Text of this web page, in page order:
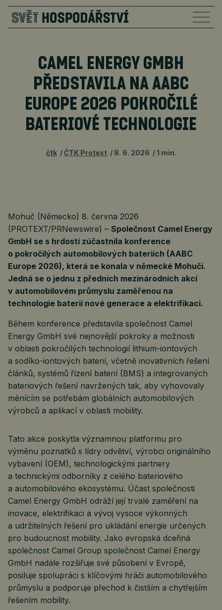
CAMEL ENERGY GMBH
PŘEDSTAVILA NA AABC
EUROPE 2026 POKROČILÉ
BATERIOVÉ TECHNOLOGIE
čtk ČTK Protext 8. 6. 2026 1 min.
Mohuč (Německo) 8. června 2026
(PROTEXT/PRNewswire) – Společnost Camel Energy
GmbH se s hrdostí zúčastnila konference
o pokročilých automobilových bateriích (AABC
Europe 2026), která se konala v německé Mohuči.
Jedná se o jednu z předních mezinárodních akcí
v automobilovém průmyslu zaměřenou na
technologie baterií nové generace a elektrifikaci.
Během konference představila společnost Camel
Energy GmbH své nejnovější pokroky a možnosti
v oblasti pokročilých technologií lithium-iontových
a sodíko-iontových baterií, včetně inovativních řešení
článků, systémů řízení baterií (BMS) a integrovaných
bateriových řešení navržených tak, aby vyhovovaly
měnícím se potřebám globálních automobilových
výrobců a aplikací v oblasti mobility.
Tato akce poskytla významnou platformu pro
výměnu poznatků s lídry odvětví, výrobci originálního
vybavení (OEM), technologickými partnery
a technickými odborníky z celého bateriového
a automobilového ekosystému. Účast společnosti
Camel Energy GmbH odráží její trvalé zaměření na
inovace, elektrifikaci a vývoj vysoce výkonných
a udržitelných řešení pro ukládání energie určených
pro budoucnost mobility. Jako evropská dceřiná
společnost Camel Group společnost Camel Energy
GmbH nadále rozšiřuje své působení v Evropě,
posiluje spolupráci s klíčovými hráči automobilového
průmyslu a podporuje přechod k čistším a chytřejším
řešením mobility.